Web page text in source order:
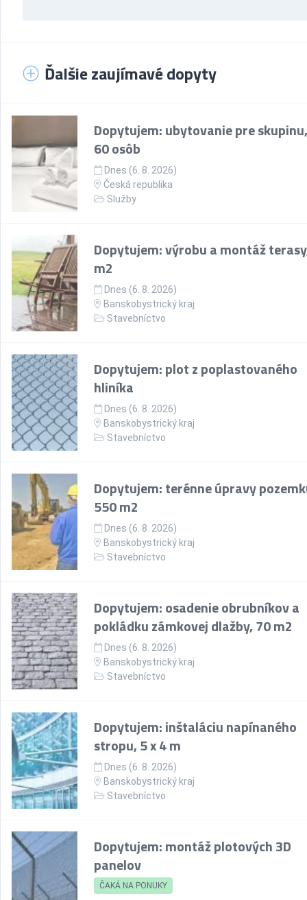
Ďalšie zaujímavé dopyty
Dopytujem: ubytovanie pre
60 osôb
Dnes (6. 8. 2026)
Česká republika
Služby
Dopytujem: výrobu a montáž
m2
Dnes (6. 8. 2026)
Banskobystrický kraj
Stavebníctvo
Dopytujem: plot z poplastovaného
hliníka
Dnes (6. 8. 2026)
Banskobystrický kraj
Stavebníctvo
Dopytujem: terénne úpravy
550 m2
Dnes (6. 8. 2026)
Banskobystrický kraj
Stavebníctvo
Dopytujem: osadenie obrubníkov a
pokládku zámkovej dlažby, 70 m2
Dnes (6. 8. 2026)
Banskobystrický kraj
Stavebníctvo
Dopytujem: inštaláciu napínaného
stropu, 5 x 4 m
Dnes (6. 8. 2026)
Banskobystrický kraj
Stavebníctvo
Dopytujem: montáž plotových 3D
panelov
ČAKÁ NA PONUKY